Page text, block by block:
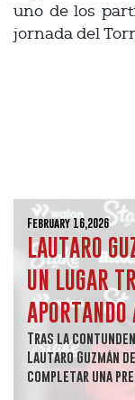
uno de los
jornada del
February 16,2026
LAUTARO
UN LUGAR
Tras la
Lautaro
completar una